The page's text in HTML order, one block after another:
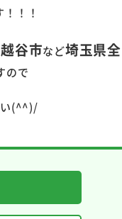
！！
越谷市など埼玉県全
ので
い(^^)/